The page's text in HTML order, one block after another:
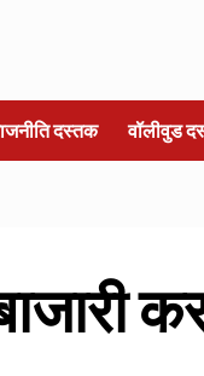
दस्तक वॉलीवुड